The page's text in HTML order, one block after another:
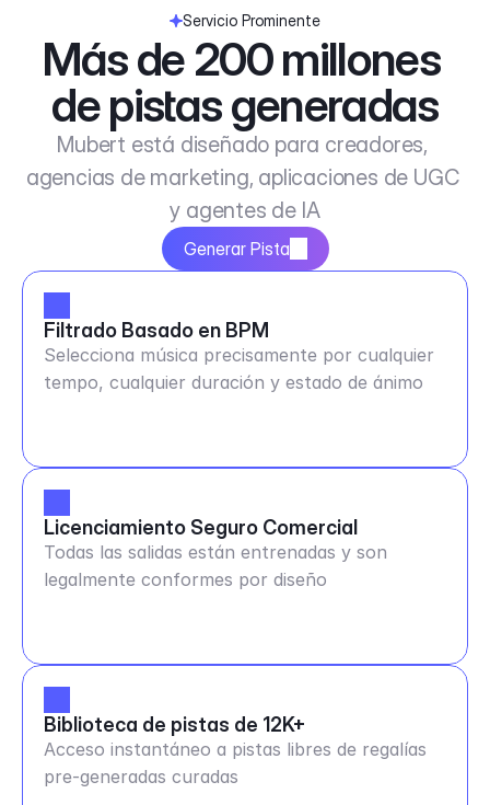
Servicio Prominente
Más de 200 millones
de pistas generadas
Mubert está diseñado para creadores,
agencias de marketing, aplicaciones de UGC
y agentes de IA
Generar Pista
Filtrado Basado en BPM
Selecciona música precisamente por cualquier
tempo, cualquier duración y estado de ánimo
Licenciamiento Seguro Comercial
Todas las salidas están entrenadas y son
legalmente conformes por diseño
Biblioteca de pistas de 12K+
Acceso instantáneo a pistas libres de regalías
pre-generadas curadas